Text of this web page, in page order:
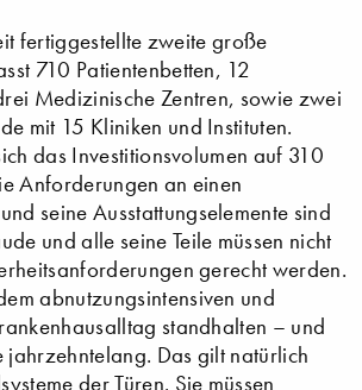
fertiggestellte zweite große
710 Patientenbetten, 12
Medizinische Zentren, sowie zwei
mit 15 Kliniken und Instituten.
das Investitionsvolumen auf 310
Anforderungen an einen
seine Ausstattungselemente sind
und alle seine Teile müssen nicht
gerecht werden.
abnutzungsintensiven und
standhalten – und
jahrzehntelang. Das gilt natürlich
der Türen. Sie müssen